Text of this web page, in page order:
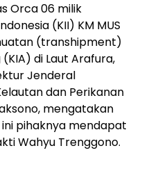
Orca 06 milik
(KII) KM MUS
(transhipment)
di Laut Arafura,
Jenderal
dan Perikanan
mengatakan
pihaknya mendapat
Wahyu Trenggono.